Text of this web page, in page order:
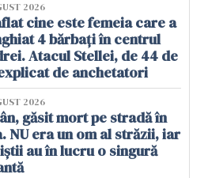
2026
cine este femeia care a
4 bărbați în centrul
Atacul Stellei, de 44 de
de anchetatori
2026
găsit mort pe stradă în
NU era un om al străzii, iar
au în lucru o singură